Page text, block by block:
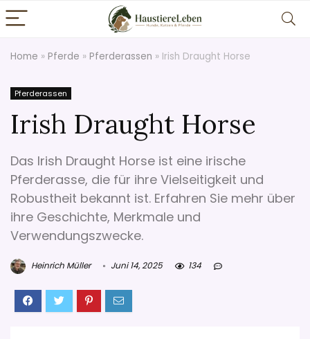
Home » Pferde » Pferderassen » Irish Draught Horse
Pferderassen
Irish Draught Horse
Das Irish Draught Horse ist eine irische
Pferderasse, die für ihre Vielseitigkeit und
Robustheit bekannt ist. Erfahren Sie mehr über
ihre Geschichte, Merkmale und
Verwendungszwecke.
Heinrich Müller Juni 14, 2025 134